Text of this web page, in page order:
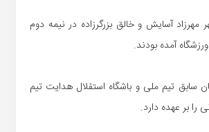
آسایش و خالق بزرگرزاده در نیمه دوم
آمده بودند.
سابق تیم ملی و باشگاه استقلال هدایت تیم
بر عهده دارد.